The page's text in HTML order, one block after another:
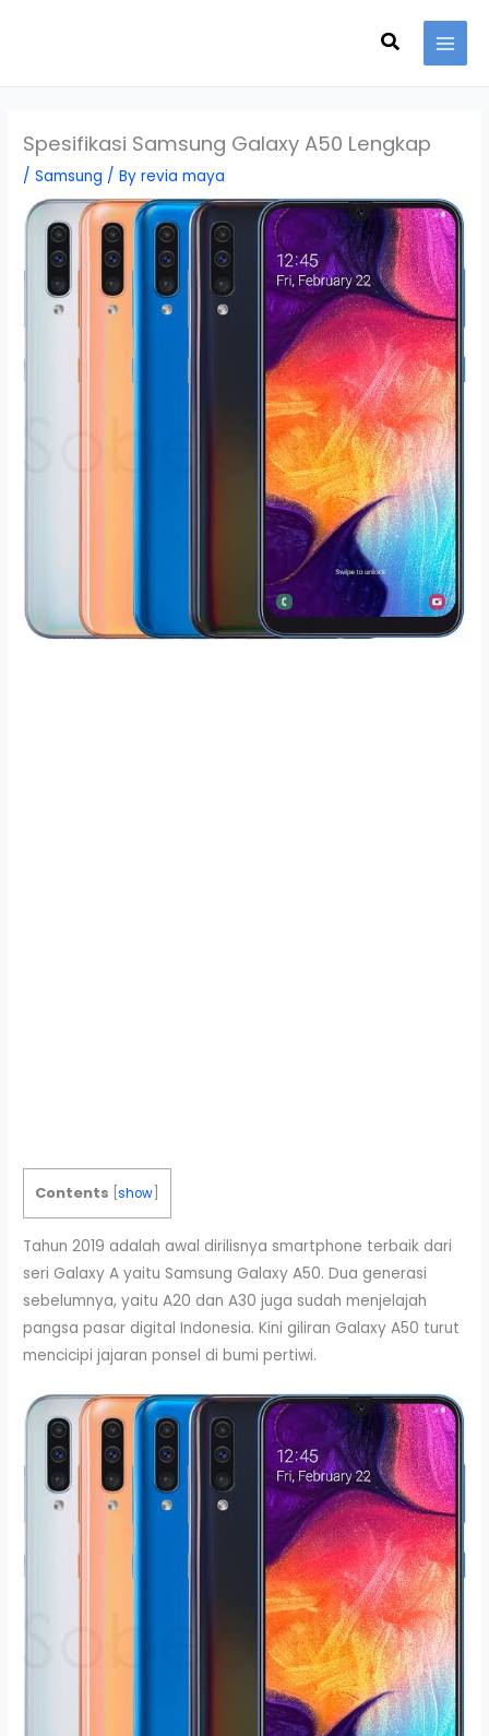
Search
Spesifikasi Samsung Galaxy A50 Lengkap
/Samsung / Byrevia maya
Contents [show
Tahun 2019 adalah awal dirilisnya smartphone terbaik dari
seri Galaxy A yaitu Samsung Galaxy A50. Dua generasi
sebelumnya, yaitu A20 dan A30 juga sudah menjelajah
pangsa pasar digital Indonesia. Kini giliran Galaxy A50 turut
mencicipi jajaran ponsel di bumi pertiwi.